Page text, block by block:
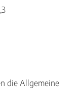
die Allgemeine